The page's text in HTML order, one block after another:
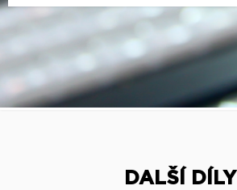
DALŠÍ DÍLY